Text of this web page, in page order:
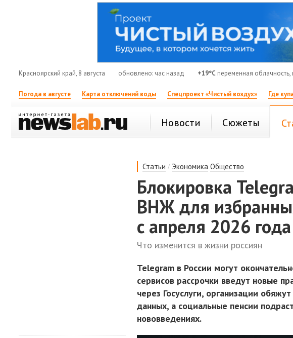
Красноярский край, 8 августа обновлено: час назад +19°C переменная
Погода в августе Карта отключений воды Спецпроект «Чистый воздух» Где
Новости Сюжеты
Статьи / Экономика Общество
Блокировка
ВНЖ для
с апреля 2026 года
Что изменится в жизни россиян
Telegram в России могут
сервисов рассрочки введут новые
через Госуслуги, организации
данных, а социальные пенсии
нововведениях.